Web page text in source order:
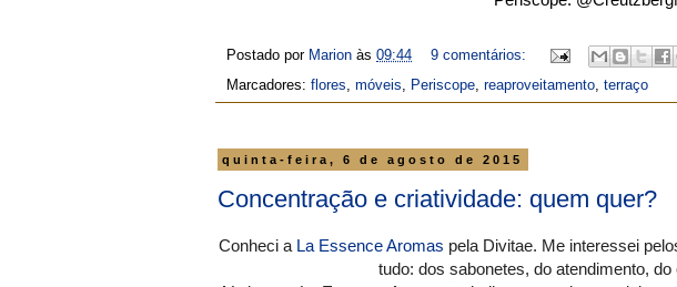
Postado por Marion às 09:44
9 comentários:
Marcadores: flores, móveis, Periscope, reaproveitamento, terraço
quinta-feira, 6 de agosto de 2015
Concentração e criatividade: quem quer?
Conheci a La Essence Aromas pela Divitae. Me interessei
tudo: dos sabonetes, do atendimento, do